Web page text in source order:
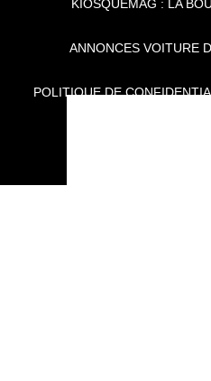
KIOSQUEMAG : LA
ANNONCES VOITURE
POLITIQUE DE